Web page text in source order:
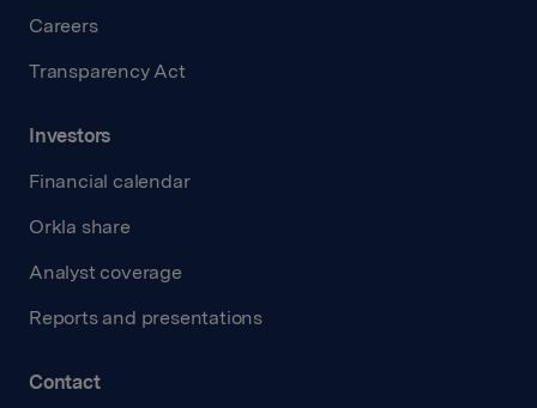
Careers
Transparency Act
Investors
Financial calendar
Orkla share
Analyst coverage
Reports and presentations
Contact